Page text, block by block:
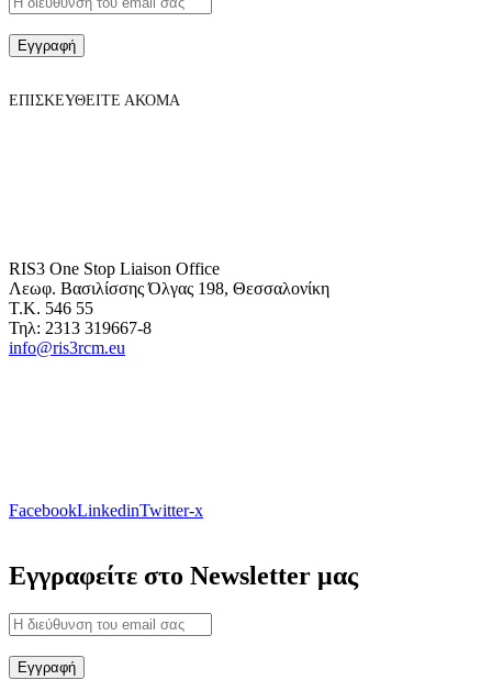
Εγγραφή
ΕΠΙΣΚΕΥΘΕΙΤΕ ΑΚΟΜΑ
RIS3 One Stop Liaison Office
Λεωφ. Βασιλίσσης Όλγας 198, Θεσσαλονίκη
Τ.Κ. 546 55
Τηλ: 2313 319667-8
info@ris3rcm.eu
FacebookLinkedinTwitter-x
Εγγραφείτε στο Newsletter μας
Εγγραφή